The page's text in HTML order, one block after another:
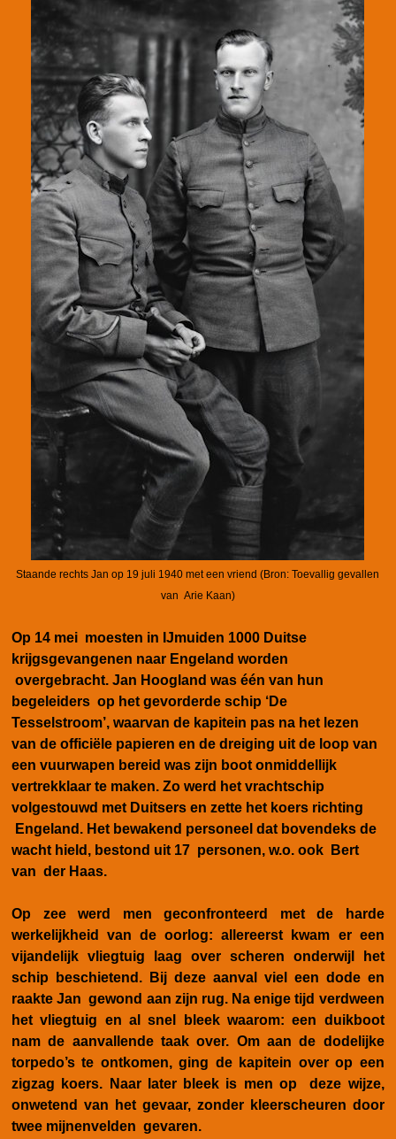
Staande rechts Jan op 19 juli 1940 met een vriend (Bron: Toevallig gevallen
van Arie Kaan)
Op 14 mei moesten in IJmuiden 1000 Duitse
krijgsgevangenen naar Engeland worden
overgebracht. Jan Hoogland was één van hun
begeleiders op het gevorderde schip ‘De
Tesselstroom’, waarvan de kapitein pas na het lezen
van de officiële papieren en de dreiging uit de loop van
een vuurwapen bereid was zijn boot onmiddellijk
vertrekklaar te maken. Zo werd het vrachtschip
volgestouwd met Duitsers en zette het koers richting
Engeland. Het bewakend personeel dat bovendeks de
wacht hield, bestond uit 17 personen, w.o. ook
Bert
van der Haas.
Op zee werd men geconfronteerd met de harde
werkelijkheid van de oorlog: allereerst kwam er een
vijandelijk vliegtuig laag over scheren onderwijl het
schip beschietend. Bij deze aanval viel een dode en
raakte Jan gewond aan zijn rug. Na enige tijd verdween
het vliegtuig en al snel bleek waarom: een duikboot
nam de aanvallende taak over. Om aan de dodelijke
torpedo’s te ontkomen, ging de kapitein over op een
zigzag koers. Naar later bleek is men op deze wijze,
onwetend van het gevaar, zonder kleerscheuren door
twee mijnenvelden gevaren.